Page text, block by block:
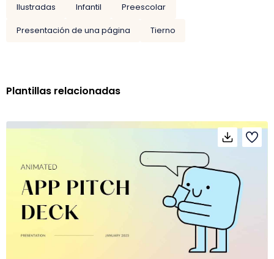
Ilustradas
Infantil
Preescolar
Presentación de una página
Tierno
Plantillas relacionadas